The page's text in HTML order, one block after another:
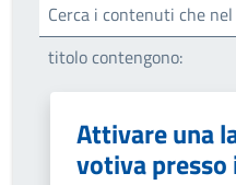
Cerca i contenuti che nel
titolo contengono:
Attivare una
votiva